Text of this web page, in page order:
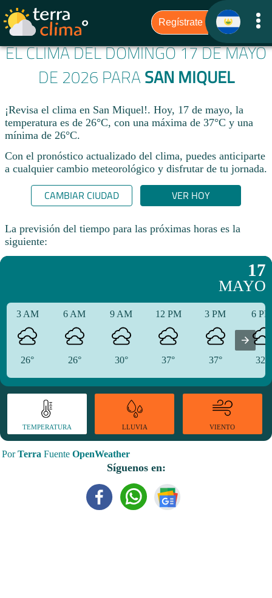
EL CLIMA DEL DOMINGO 17 DE MAYO
DE 2026 PARA SAN MIQUEL
¡Revisa el clima en San Miquel!. Hoy, 17 de mayo, la
temperatura es de 26°C, con una máxima de 37°C y una
mínima de 26°C.​
Con el pronóstico actualizado del clima, puedes anticiparte
a cualquier cambio meteorológico y disfrutar de tu jornada.​
CAMBIAR CIUDAD VER HOY
La previsión del tiempo para las próximas horas es la
siguiente:
17
MAYO
3 AM
26°
6 AM
26°
9 AM
30°
12 PM
37°
3 PM
37°
6
32°
TEMPERATURA LLUVIA VIENTO
PorTerra Fuente OpenWeather
Síguenos en: